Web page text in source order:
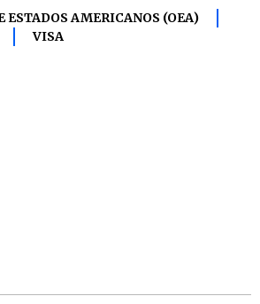
ESTADOS AMERICANOS (OEA)
VISA